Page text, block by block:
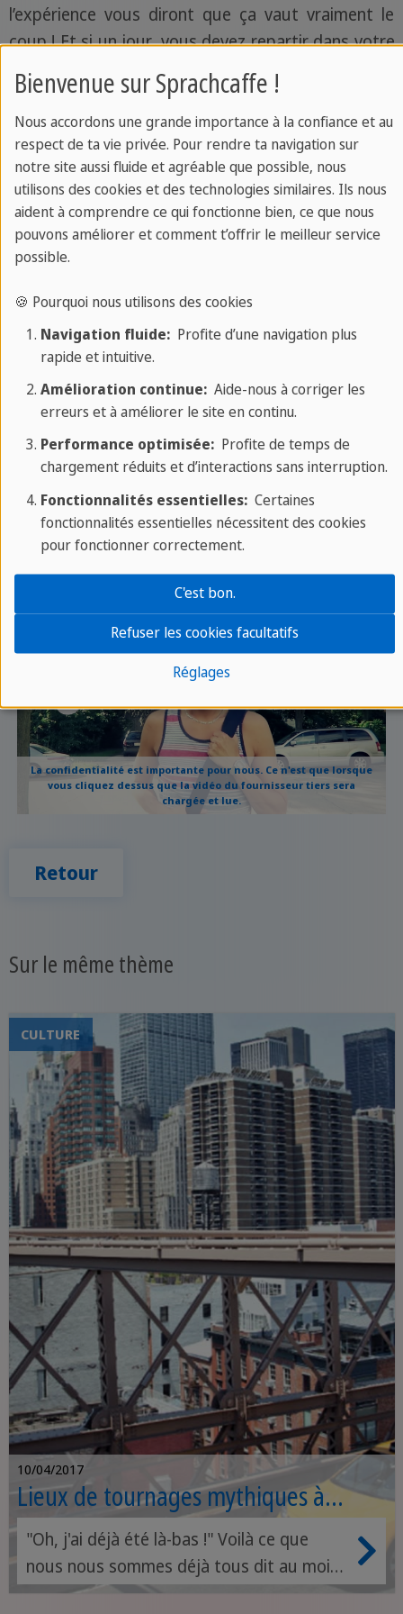
l’expérience vous diront que ça vaut vraiment le
coup ! Et si un jour, vous devez repartir dans votre
pays d’origine, vous ressentirez certainement plus
qu’un pincement au cœur…
BONUS: Yoann deMa Vie aux État-Unis
donne des conseils sur l'expatriation et comment
gérer un éventuel mal du pays. Mais rassurez-
vous, cela arrive à tout le monde et surtout, ça ne
dure jamais longtemps !
La confidentialité est importante pour nous. Ce n'est que lorsque
vous cliquez dessus que la vidéo du fournisseur tiers sera
chargée et lue.
Retour
Sur le même thème
CULTURE
10/04/2017
Lieux de tournages mythiques à
proximité de nos écoles de langues
Sprachcaffe
"Oh, j'ai déjà été là-bas !" Voilà ce que
nous nous sommes déjà tous dit au moins
une fois en regardant un film ou une série
Bienvenue sur Sprachcaffe !
Nous accordons une grande importance à la confiance et au
respect de ta vie privée. Pour rendre ta navigation sur
notre site aussi fluide et agréable que possible, nous
utilisons des cookies et des technologies similaires. Ils nous
aident à comprendre ce qui fonctionne bien, ce que nous
pouvons améliorer et comment t’offrir le meilleur service
possible.
🍪 Pourquoi nous utilisons des cookies
Navigation fluide:Profite d’une navigation plus
rapide et intuitive.
Amélioration continue:Aide-nous à corriger les
erreurs et à améliorer le site en continu.
Performance optimisée:Profite de temps de
chargement réduits et d’interactions sans interruption.
Fonctionnalités essentielles:Certaines
fonctionnalités essentielles nécessitent des cookies
pour fonctionner correctement.
Réglages
Refuser les cookies facultatifs
C'est bon.